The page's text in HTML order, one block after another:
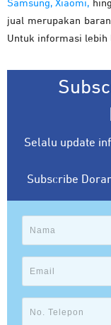
Samsung, Xiaomi,
jual merupakan
Untuk informasi lebih
Selalu update
Subscribe